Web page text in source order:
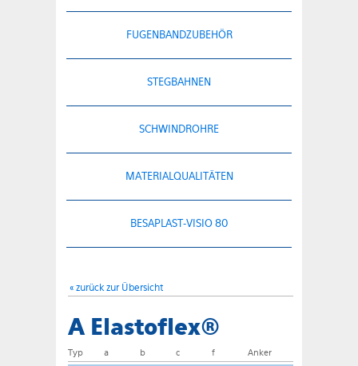
FUGENBANDZUBEHÖR
STEGBAHNEN
SCHWINDROHRE
MATERIALQUALITÄTEN
BESAPLAST-VISIO 80
« zurück zur Übersicht
A Elastoflex®
Typ a b c f Anker